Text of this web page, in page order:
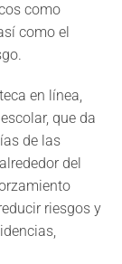
como
como el
en línea,
que da
de las
del
riesgos y